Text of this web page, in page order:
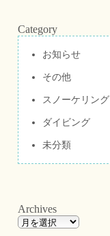
Category
お知らせ
その他
スノーケリング
ダイビング
未分類
Archives